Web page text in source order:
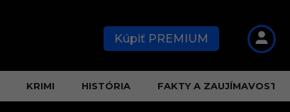
Kúpiť PREMIUM
KRIMI HISTÓRIA FAKTY A ZAUJÍMAVOSTI